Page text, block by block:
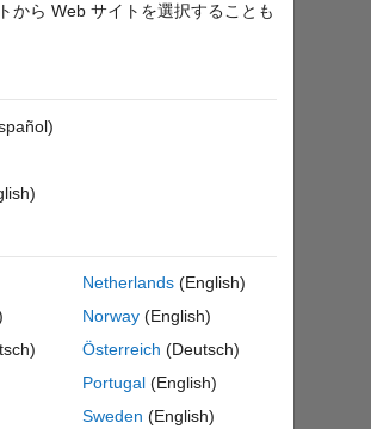
から Web サイトを選択することも
Netherlands (English)
Norway (English)
Österreich (Deutsch)
Portugal (English)
Sweden (English)